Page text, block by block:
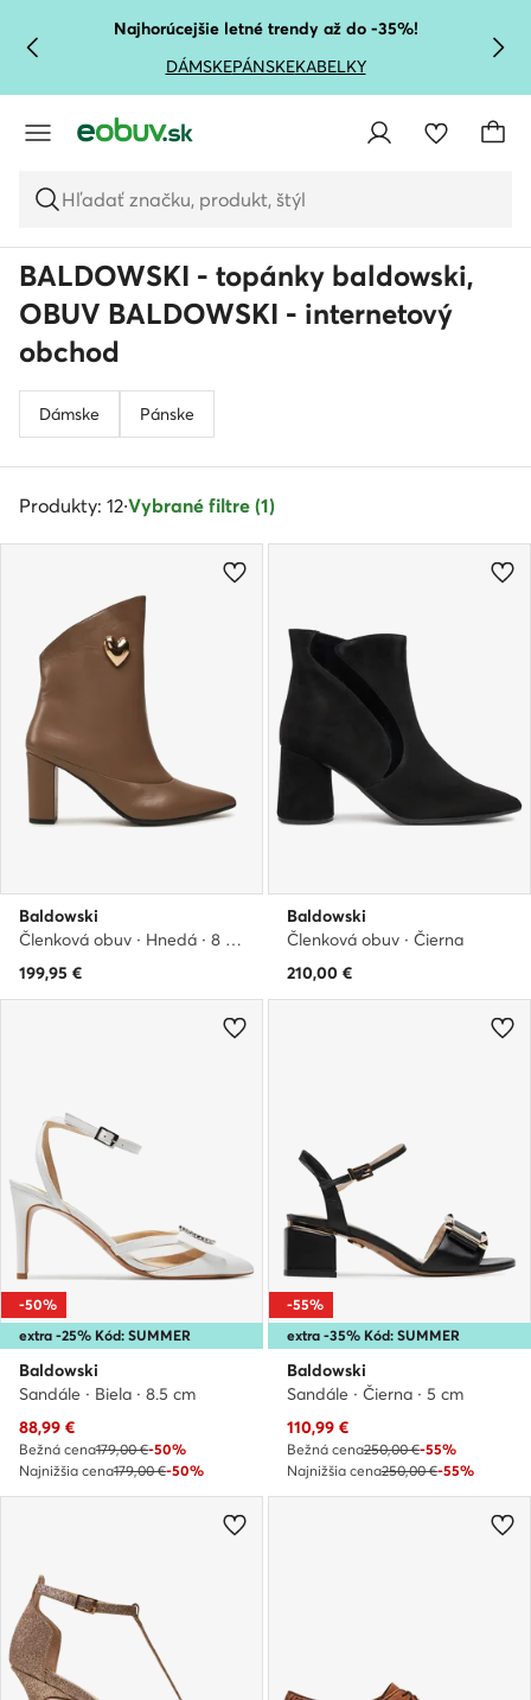
PREJSŤ NA HLAVNÝ OBSAH
PREJSŤ NA VYHĽADÁVANIE
Najhorúcejšie letné trendy až do -35%!
DÁMSKEPÁNSKEKABELKY
Hľadať značku, produkt, štýl
BALDOWSKI - topánky baldowski,
OBUV BALDOWSKI - internetový
obchod
Dámske Pánske
Produkty: 12·Vybrané filtre (1)
Baldowski
Členková obuv · Hnedá · 8 cm
199,95 €
Baldowski
Členková obuv · Čierna
210,00 €
extra -25% Kód: SUMMER
-50%
Baldowski
Sandále · Biela · 8.5 cm
Aktuálna cena
88,99 €
Bežná cena179,00 €-50%
Najnižšia cena179,00 €-50%
extra -35% Kód: SUMMER
-55%
Baldowski
Sandále · Čierna · 5 cm
Aktuálna cena
110,99 €
Bežná cena250,00 €-55%
Najnižšia cena250,00 €-55%